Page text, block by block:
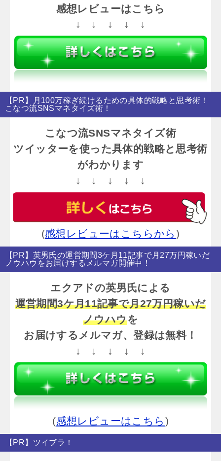
感想レビューはこちら
↓ ↓ ↓ ↓ ↓
【PR】月100万稼ぎ続けるための具体的戦略と思考術！
こなつ流SNSマネタイズ術！
こなつ流SNSマネタイズ術
ツイッターを使った具体的戦略と思考術
がわかります
↓ ↓ ↓ ↓ ↓
(感想レビューはこちらから )
【PR】英男氏の運営期間3ケ月11記事で月27万円稼いだ
ノウハウをお届けするメルマガ開催中！
エクアドの英男氏による
運営期間3ケ月11記事で月27万円稼いだ
ノウハウを
お届けするメルマガ、登録は無料！
↓ ↓ ↓ ↓ ↓
(感想レビューはこちら )
【PR】ツイブラ！